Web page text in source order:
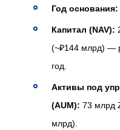
Год основания:
Капитал (NAV):
(~₽144 млрд) —
год.
Активы под
(AUM): 73 млрд
млрд).